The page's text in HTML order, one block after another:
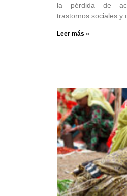
la pérdida de
trastornos sociales y
Leer más »